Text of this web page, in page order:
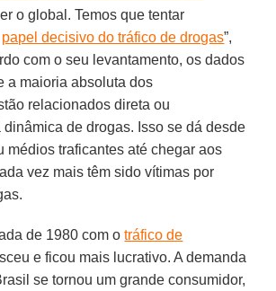
o global. Temos que tentar
papel decisivo do tráfico de drogas”,
com o seu levantamento, os dados
a maioria absoluta dos
relacionados direta ou
dinâmica de drogas. Isso se dá desde
médios traficantes até chegar aos
vez mais têm sido vítimas por
de 1980 com o tráfico de
e ficou mais lucrativo. A demanda
se tornou um grande consumidor,